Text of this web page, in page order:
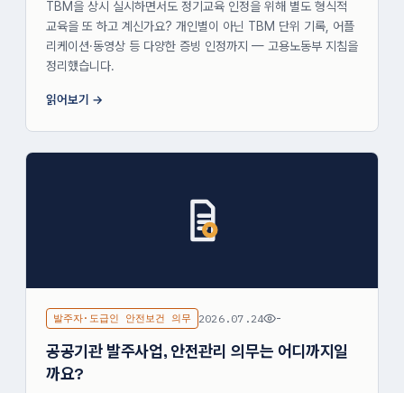
TBM을 상시 실시하면서도 정기교육 인정을 위해 별도 형식적
교육을 또 하고 계신가요? 개인별이 아닌 TBM 단위 기록, 어플
리케이션·동영상 등 다양한 증빙 인정까지 — 고용노동부 지침을
정리했습니다.
읽어보기
발주자·도급인 안전보건 의무 2026.07.24 -
공공기관 발주사업, 안전관리 의무는 어디까지일
까요?